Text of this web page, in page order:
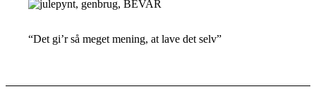
“Det gi’r så meget mening, at lave det selv”